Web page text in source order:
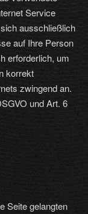
Service
ausschließlich
auf Ihre Person
erforderlich, um
korrekt
zwingend an.
und Art. 6
Seite gelangten